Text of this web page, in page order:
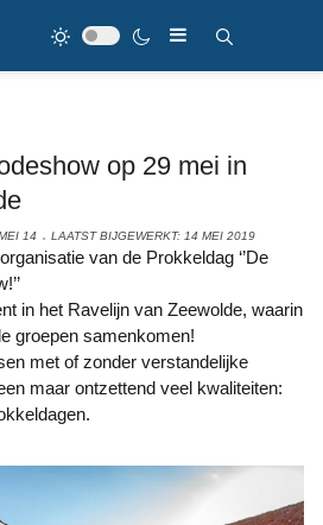
op 29 mei in
14 LAATST BIJGEWERKT: 14 MEI 2019
in het Ravelijn van Zeewolde, waarin
groepen samenkomen!
met of zonder verstandelijke
maar ontzettend veel kwaliteiten: